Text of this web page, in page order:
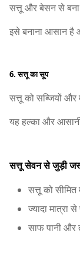
सत्तू और बेसन से बना
इसे बनाना आसान है
6. सत्तू का सूप
सत्तू को सब्जियों
यह हल्का और
सत्तू सेवन से जुड़ी
सत्तू को सीमित
ज्यादा मात्रा
साफ पानी और